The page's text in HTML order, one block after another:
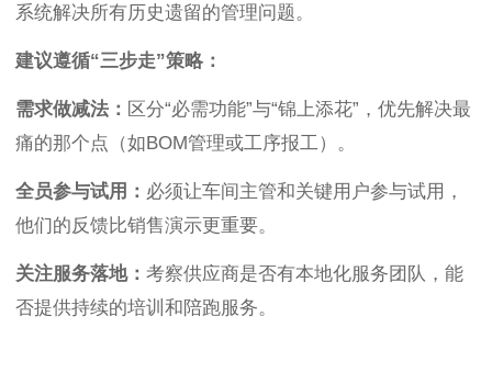
系统解决所有历史遗留的管理问题。
建议遵循“三步走”策略：
需求做减法： 区分“必需功能”与“锦上添花”，优先解决最
痛的那个点（如BOM管理或工序报工）。
全员参与试用： 必须让车间主管和关键用户参与试用，
他们的反馈比销售演示更重要。
关注服务落地： 考察供应商是否有本地化服务团队，能
否提供持续的培训和陪跑服务。